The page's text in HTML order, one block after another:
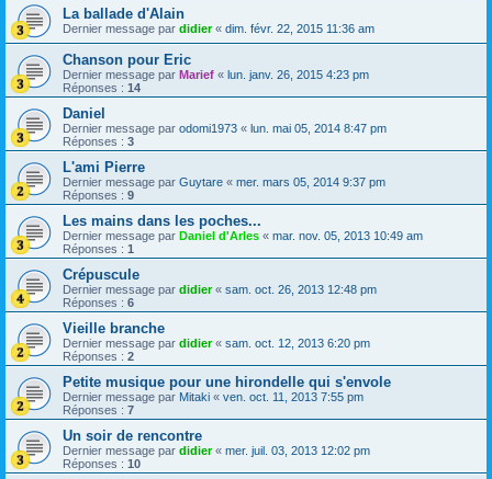
La ballade d'Alain
Dernier message par didier« dim. févr. 22, 2015 11:36 am
Chanson pour Eric
Dernier message par Marief « lun. janv. 26, 2015 4:23 pm
Réponses : 14
Daniel
Dernier message par odomi1973 « lun. mai 05, 2014 8:47 pm
Réponses : 3
L'ami Pierre
Dernier message par Guytare « mer. mars 05, 2014 9:37 pm
Réponses : 9
Les mains dans les poches...
Dernier message par Daniel d'Arles « mar. nov. 05, 2013 10:49 am
Réponses : 1
Crépuscule
Dernier message par didier« sam. oct. 26, 2013 12:48 pm
Réponses : 6
Vieille branche
Dernier message par didier« sam. oct. 12, 2013 6:20 pm
Réponses : 2
Petite musique pour une hirondelle qui s'envole
Dernier message par Mitaki « ven. oct. 11, 2013 7:55 pm
Réponses : 7
Un soir de rencontre
Dernier message par didier« mer. juil. 03, 2013 12:02 pm
Réponses : 10